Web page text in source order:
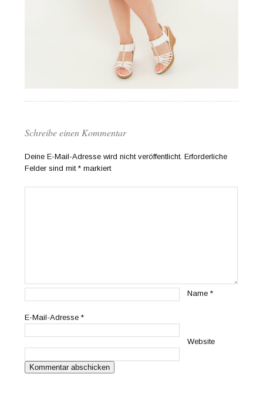
Schreibe einen Kommentar
Deine E-Mail-Adresse wird nicht veröffentlicht. Erforderliche
Felder sind mit* markiert
Name*
E-Mail-Adresse*
Website